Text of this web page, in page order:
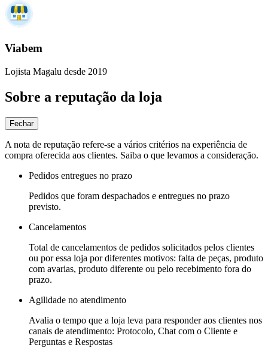
Viabem
Lojista Magalu desde 2019
Sobre a reputação da loja
Fechar
A nota de reputação refere-se a vários critérios na experiência de
compra oferecida aos clientes. Saiba o que levamos a consideração.
Pedidos entregues no prazo
Pedidos que foram despachados e entregues no prazo
previsto.
Cancelamentos
Total de cancelamentos de pedidos solicitados pelos clientes
ou por essa loja por diferentes motivos: falta de peças, produto
com avarias, produto diferente ou pelo recebimento fora do
prazo.
Agilidade no atendimento
Avalia o tempo que a loja leva para responder aos clientes nos
canais de atendimento: Protocolo, Chat com o Cliente e
Perguntas e Respostas